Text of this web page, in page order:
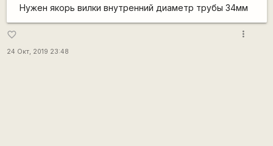
Нужен якорь вилки внутренний диаметр трубы 34мм
favorite_border
24 Окт, 2019 23:48
more_vert